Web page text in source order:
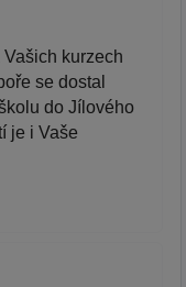
kurzech
se dostal
do Jílového
je i Vaše